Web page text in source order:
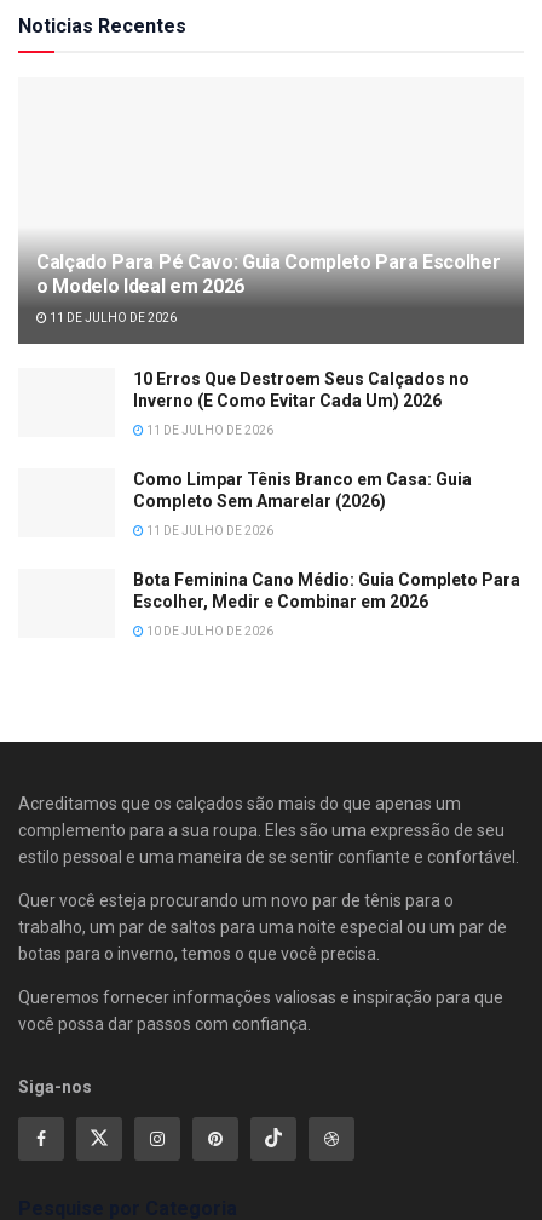
Noticias Recentes
Calçado Para Pé Cavo: Guia Completo Para Escolher
o Modelo Ideal em 2026
11 DE JULHO DE 2026
10 Erros Que Destroem Seus Calçados no
Inverno (E Como Evitar Cada Um) 2026
11 DE JULHO DE 2026
Como Limpar Tênis Branco em Casa: Guia
Completo Sem Amarelar (2026)
11 DE JULHO DE 2026
Bota Feminina Cano Médio: Guia Completo Para
Escolher, Medir e Combinar em 2026
10 DE JULHO DE 2026
Acreditamos que os calçados são mais do que apenas um
complemento para a sua roupa. Eles são uma expressão de seu
estilo pessoal e uma maneira de se sentir confiante e confortável.
Quer você esteja procurando um novo par de tênis para o
trabalho, um par de saltos para uma noite especial ou um par de
botas para o inverno, temos o que você precisa.
Queremos fornecer informações valiosas e inspiração para que
você possa dar passos com confiança.
Siga-nos